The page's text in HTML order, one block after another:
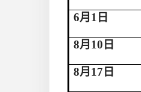
6月 1 日
8月 10 日
8月 17 日